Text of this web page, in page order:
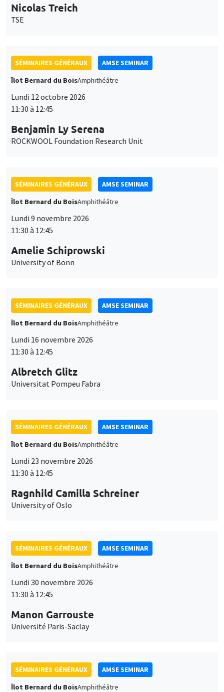
Nicolas Treich
TSE
SÉMINAIRES GÉNÉRAUX
AMSE SEMINAR
Îlot Bernard du BoisAmphithéâtre
Lundi 12 octobre 2026
11:30 à 12:45
Benjamin Ly Serena
ROCKWOOL Foundation Research Unit
SÉMINAIRES GÉNÉRAUX
AMSE SEMINAR
Îlot Bernard du BoisAmphithéâtre
Lundi 9 novembre 2026
11:30 à 12:45
Amelie Schiprowski
University of Bonn
SÉMINAIRES GÉNÉRAUX
AMSE SEMINAR
Îlot Bernard du BoisAmphithéâtre
Lundi 16 novembre 2026
11:30 à 12:45
Albretch Glitz
Universitat Pompeu Fabra
SÉMINAIRES GÉNÉRAUX
AMSE SEMINAR
Îlot Bernard du BoisAmphithéâtre
Lundi 23 novembre 2026
11:30 à 12:45
Ragnhild Camilla Schreiner
University of Oslo
SÉMINAIRES GÉNÉRAUX
AMSE SEMINAR
Îlot Bernard du BoisAmphithéâtre
Lundi 30 novembre 2026
11:30 à 12:45
Manon Garrouste
Université Paris-Saclay
SÉMINAIRES GÉNÉRAUX
AMSE SEMINAR
Îlot Bernard du BoisAmphithéâtre